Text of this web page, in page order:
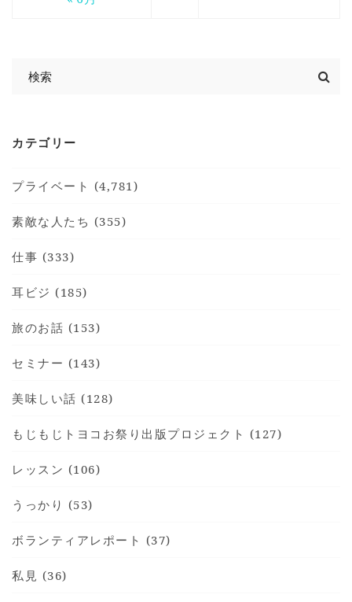
カテゴリー
プライベート (4,781)
素敵な人たち (355)
仕事 (333)
耳ビジ (185)
旅のお話 (153)
セミナー (143)
美味しい話 (128)
もじもじトヨコお祭り出版プロジェクト (127)
レッスン (106)
うっかり (53)
ボランティアレポート (37)
私見 (36)